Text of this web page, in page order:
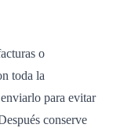
o
toda la
para evitar
conserve